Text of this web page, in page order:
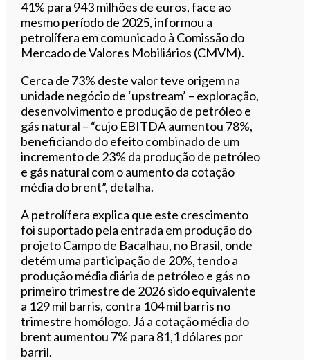
41% para 943 milhões de euros, face ao
mesmo período de 2025, informou a
petrolífera em comunicado à Comissão do
Mercado de Valores Mobiliários (CMVM).
Cerca de 73% deste valor teve origem na
unidade negócio de ‘upstream’ – exploração,
desenvolvimento e produção de petróleo e
gás natural – “cujo EBITDA aumentou 78%,
beneficiando do efeito combinado de um
incremento de 23% da produção de petróleo
e gás natural com o aumento da cotação
média do brent”, detalha.
A petrolífera explica que este crescimento
foi suportado pela entrada em produção do
projeto Campo de Bacalhau, no Brasil, onde
detém uma participação de 20%, tendo a
produção média diária de petróleo e gás no
primeiro trimestre de 2026 sido equivalente
a 129 mil barris, contra 104 mil barris no
trimestre homólogo. Já a cotação média do
brent aumentou 7% para 81,1 dólares por
barril.